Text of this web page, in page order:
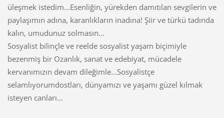
üleşmek istedim...Esenliğin, yürekden damıtılan sevgilerin ve
paylaşımın adına, karanlıkların inadına! Şiir ve türkü tadında
kalın, umudunuz solmasın...
Sosyalist bilinçle ve reelde sosyalist yaşam biçimiyle
bezenmiş bir Ozanlık, sanat ve edebiyat, mücadele
kervanımızın devam dileğimle...Sosyalistçe
selamlıyorumdostları, dünyamızı ve yaşamı güzel kılmak
isteyen canları...